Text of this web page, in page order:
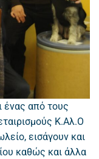
ένας από τους
Κ.Αλ.Ο
εισάγουν και
καθώς και άλλα